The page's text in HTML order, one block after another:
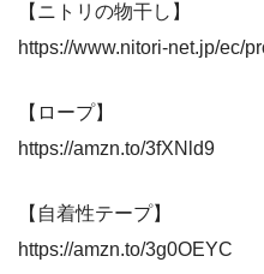
【ニトリの物干し】
https://www.nitori-net.jp/ec/
【ロープ】
https://amzn.to/3fXNld9
【自着性テープ】
https://amzn.to/3g0OEYC